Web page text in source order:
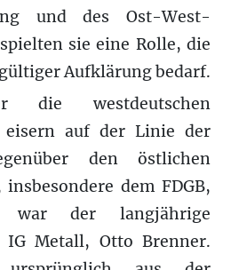
und des Ost-West-
sie eine Rolle, die
Aufklärung bedarf.
die westdeutschen
eisern auf der Linie der
den östlichen
dem FDGB,
war der langjährige
IG Metall, Otto Brenner.